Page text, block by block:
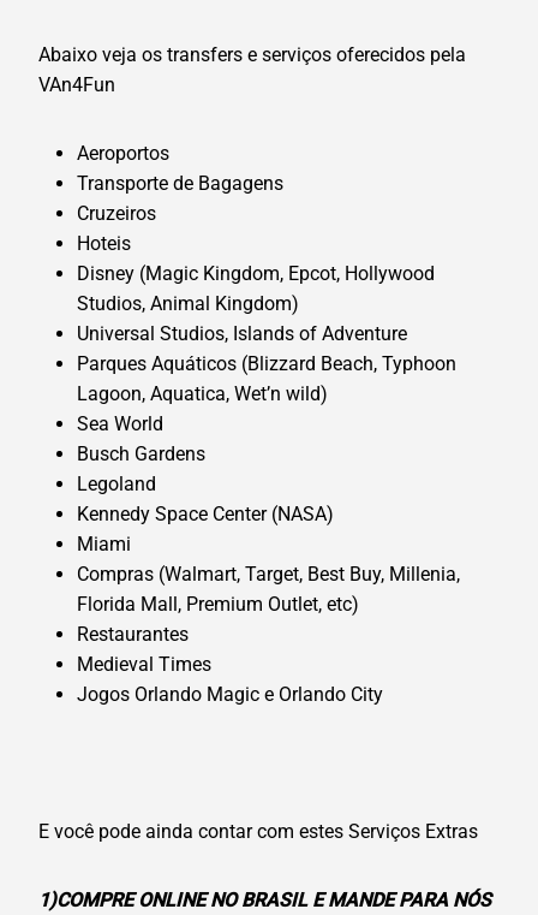
Abaixo veja os transfers e serviços oferecidos pela
VAn4Fun
Aeroportos
Transporte de Bagagens
Cruzeiros
Hoteis
Disney (Magic Kingdom, Epcot, Hollywood
Studios, Animal Kingdom)
Universal Studios, Islands of Adventure
Parques Aquáticos (Blizzard Beach, Typhoon
Lagoon, Aquatica, Wet’n wild)
Sea World
Busch Gardens
Legoland
Kennedy Space Center (NASA)
Miami
Compras (Walmart, Target, Best Buy, Millenia,
Florida Mall, Premium Outlet, etc)
Restaurantes
Medieval Times
Jogos Orlando Magic e Orlando City
E você pode ainda contar com estes Serviços Extras
1)COMPRE ONLINE NO BRASIL E MANDE PARA NÓS